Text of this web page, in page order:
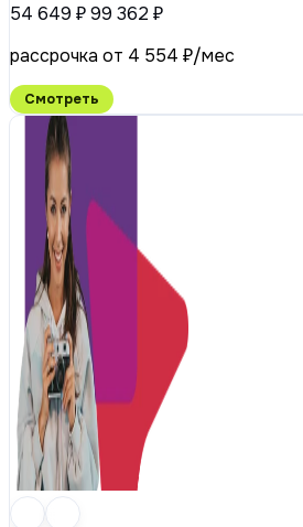
54 649 ₽99 362 ₽
рассрочка от 4 554 ₽/мес
Смотреть